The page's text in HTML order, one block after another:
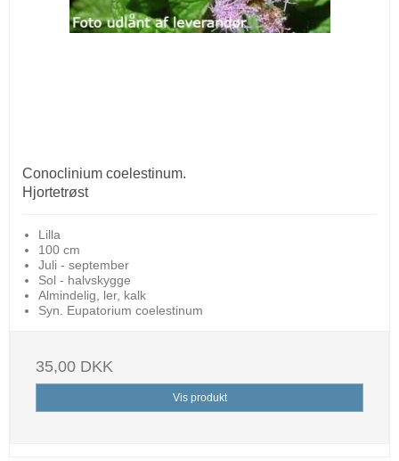
Conoclinium coelestinum.
Hjortetrøst
Lilla
100 cm
Juli - september
Sol - halvskygge
Almindelig, ler, kalk
Syn. Eupatorium coelestinum
35,00 DKK
Vis produkt